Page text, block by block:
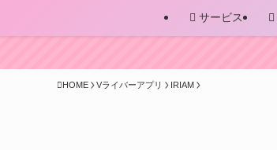
サービス
HOME Vライバーアプリ IRIAM